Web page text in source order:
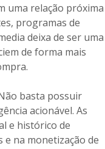
uma relação próxima
programas de
deixa de ser uma
de forma mais
basta possuir
acionável. As
e histórico de
e na monetização de